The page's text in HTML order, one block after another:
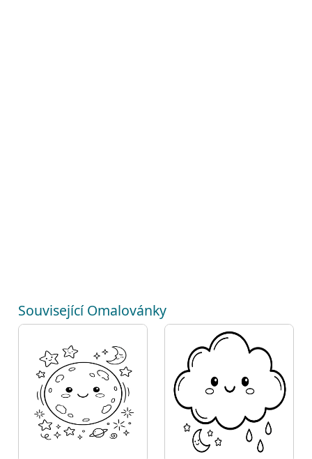
Související Omalovánky